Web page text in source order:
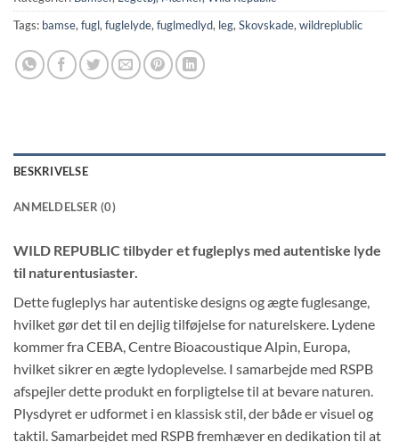
Tags: bamse, fugl, fuglelyde, fuglmedlyd, leg, Skovskade, wildreplublic
BESKRIVELSE
ANMELDELSER (0)
WILD REPUBLIC tilbyder et fugleplys med autentiske lyde
til naturentusiaster.
Dette fugleplys har autentiske designs og ægte fuglesange,
hvilket gør det til en dejlig tilføjelse for naturelskere. Lydene
kommer fra CEBA, Centre Bioacoustique Alpin, Europa,
hvilket sikrer en ægte lydoplevelse. I samarbejde med RSPB
afspejler dette produkt en forpligtelse til at bevare naturen.
Plysdyret er udformet i en klassisk stil, der både er visuel og
taktil. Samarbejdet med RSPB fremhæver en dedikation til at